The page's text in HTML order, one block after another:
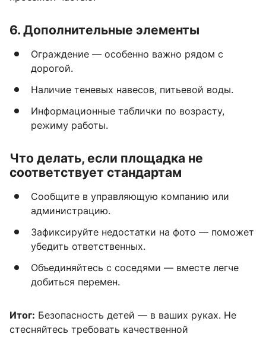
6. Дополнительные элементы
Ограждение — особенно важно рядом с
дорогой.
Наличие теневых навесов, питьевой воды.
Информационные таблички по возрасту,
режиму работы.
Что делать, если площадка не
соответствует стандартам
Сообщите в управляющую компанию или
администрацию.
Зафиксируйте недостатки на фото — поможет
убедить ответственных.
Объединяйтесь с соседями — вместе легче
добиться перемен.
Итог: Безопасность детей — в ваших руках. Не
стесняйтесь требовать качественной